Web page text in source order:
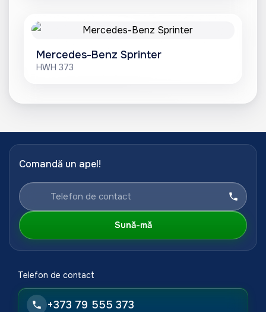
Mercedes-Benz Sprinter
HWH 373
Telefon de contact
+373 79 555 373
Comandă un apel!
Sună-mă